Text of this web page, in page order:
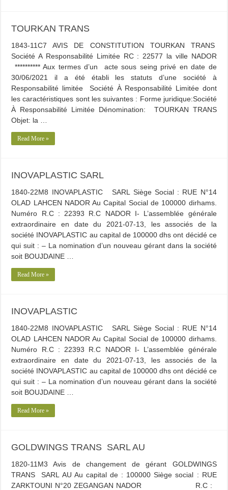
TOURKAN TRANS
1843-11C7 AVIS DE CONSTITUTION TOURKAN TRANS
Société A Responsabilité Limitée RC : 22577 la ville NADOR
********** Aux termes d’un acte sous seing privé en date de
30/06/2021 il a été établi les statuts d’une société à
Responsabilité limitée Société À Responsabilité Limitée dont
les caractéristiques sont les suivantes : Forme juridique:Société
À Responsabilité Limitée Dénomination: TOURKAN TRANS
Objet: la …
Read More »
INOVAPLASTIC SARL
1840-22M8 INOVAPLASTIC SARL Siège Social : RUE N°14
OLAD LAHCEN NADOR Au Capital Social de 100000 dirhams.
Numéro R.C : 22393 R.C NADOR I- L’assemblée générale
extraordinaire en date du 2021-07-13, les associés de la
société INOVAPLASTIC au capital de 100000 dhs ont décidé ce
qui suit : – La nomination d’un nouveau gérant dans la société
soit BOUJDAINE …
Read More »
INOVAPLASTIC
1840-22M8 INOVAPLASTIC SARL Siège Social : RUE N°14
OLAD LAHCEN NADOR Au Capital Social de 100000 dirhams.
Numéro R.C : 22393 R.C NADOR I- L’assemblée générale
extraordinaire en date du 2021-07-13, les associés de la
société INOVAPLASTIC au capital de 100000 dhs ont décidé ce
qui suit : – La nomination d’un nouveau gérant dans la société
soit BOUJDAINE …
Read More »
GOLDWINGS TRANS SARL AU
1820-11M3 Avis de changement de gérant GOLDWINGS
TRANS SARL AU Au capital de : 100000 Siège social : RUE
ZARKTOUNI N°20 ZEGANGAN NADOR R.C :